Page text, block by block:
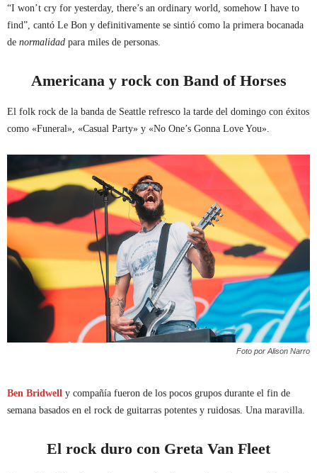
“I won’t cry for yesterday, there’s an ordinary world, somehow I have to
find”, cantó Le Bon y definitivamente se sintió como la primera bocanada
de normalidad para miles de personas.
Americana y rock con Band of Horses
El folk rock de la banda de Seattle refresco la tarde del domingo con éxitos
como «Funeral», «Casual Party» y «No One’s Gonna Love You».
Foto por Alison Narro
Ben Bridwell y compañía fueron de los pocos grupos durante el fin de
semana basados en el rock de guitarras potentes y ruidosas. Una maravilla.
El rock duro con Greta Van Fleet